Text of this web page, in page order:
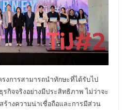
งการสามารถนำทักษะที่ได้รับไป
กิจจริงอย่างมีประสิทธิภาพ ไม่ว่าจะ
ร้างความน่าเชื่อถือและการมีส่วน